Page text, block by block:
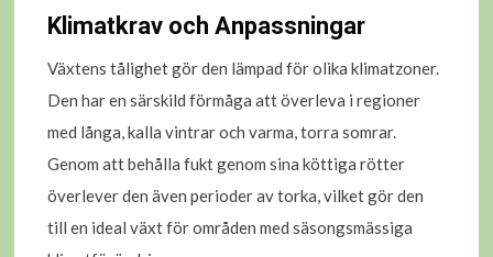
Klimatkrav och Anpassningar
Växtens tålighet gör den lämpad för olika klimatzoner.
Den har en särskild förmåga att överleva i regioner
med långa, kalla vintrar och varma, torra somrar.
Genom att behålla fukt genom sina köttiga rötter
överlever den även perioder av torka, vilket gör den
till en ideal växt för områden med säsongsmässiga